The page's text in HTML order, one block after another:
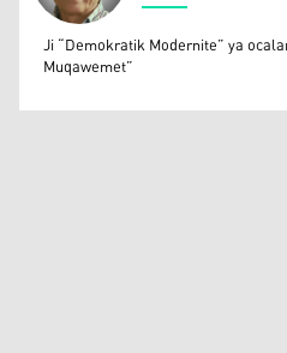
Bayram Ayaz
Ji “Demokratik Modernite” ya
Muqawemet”